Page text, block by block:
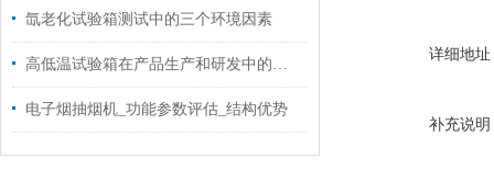
氙老化试验箱测试中的三个环境因素
高低温试验箱在产品生产和研发中的重要性！
电子烟抽烟机_功能参数评估_结构优势
详细地址
补充说明